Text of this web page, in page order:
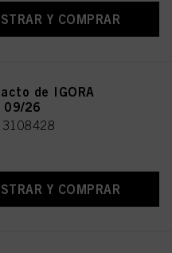
Y COMPRAR
de IGORA
09/26
Y COMPRAR